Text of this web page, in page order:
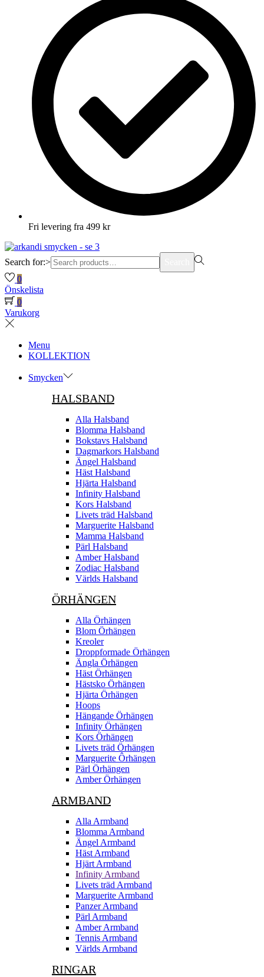
Fri levering fra 499 kr
Search for:>
0
Önskelista
0
Varukorg
Menu
KOLLEKTION
Smycken
HALSBAND
Alla Halsband
Blomma Halsband
Bokstavs Halsband
Dagmarkors Halsband
Ängel Halsband
Häst Halsband
Hjärta Halsband
Infinity Halsband
Kors Halsband
Livets träd Halsband
Marguerite Halsband
Mamma Halsband
Pärl Halsband
Amber Halsband
Zodiac Halsband
Världs Halsband
ÖRHÄNGEN
Alla Örhängen
Blom Örhängen
Kreoler
Droppformade Örhängen
Ängla Örhängen
Häst Örhängen
Hästsko Örhängen
Hjärta Örhängen
Hoops
Hängande Örhängen
Infinity Örhängen
Kors Örhängen
Livets träd Örhängen
Marguerite Ôrhängen
Pärl Örhängen
Amber Örhängen
ARMBAND
Alla Armband
Blomma Armband
Ängel Armband
Häst Armband
Hjärt Armband
Infinity Armband
Livets träd Armband
Marguerite Armband
Panzer Armband
Pärl Armband
Amber Armband
Tennis Armband
Världs Armband
RINGAR